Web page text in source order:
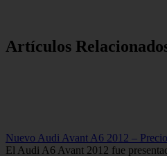
Artículos
Nuevo Audi Avant A6 2012 –
El Audi A6 Avant 2012 fue